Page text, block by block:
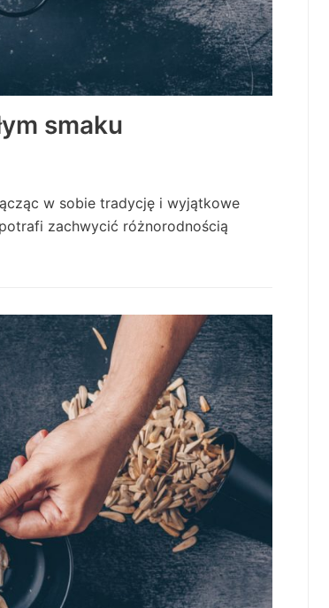
smaku
w sobie tradycję i wyjątkowe
zachwycić różnorodnością